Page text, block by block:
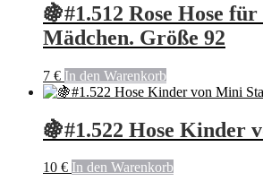
🍇#1.512 Rose Hose für
Mädchen. Größe 92
7 € In den Warenkorb
🍇#1.522 Hose Kinder
10 € In den Warenkorb